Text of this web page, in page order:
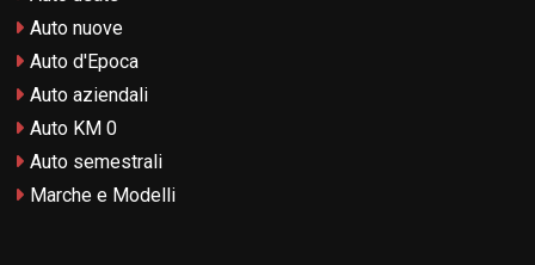
Auto nuove
Auto d'Epoca
Auto aziendali
Auto KM 0
Auto semestrali
Marche e Modelli